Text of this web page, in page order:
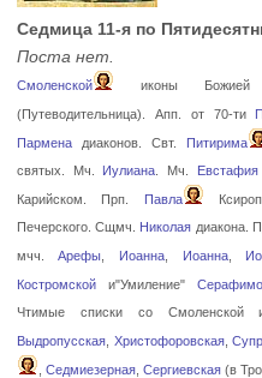
Седмица 11-я по
Поста нет.
Смоленской
иконы Божией
(Путеводительница). Апп. от 70-ти
Парменадиаконов. Свт. Питирима
святых. Мч. Иулиана . Мч. Евстафия
Карийском. Прп.
Павла
Печерского. Сщмч. Николая диакона.
мчч.Арефы Иоанна, Иоанна,
Костромскойи"Умиление"
Чтимые списки со
Выдропусская, Христофоровская,
Седмиезерная, Сергиевская(в